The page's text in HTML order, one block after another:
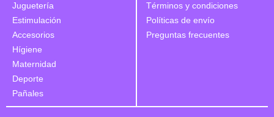
Juguetería
Estimulación
Accesorios
Hígiene
Maternidad
Deporte
Pañales
Términos y condiciones
Políticas de envío
Preguntas frecuentes